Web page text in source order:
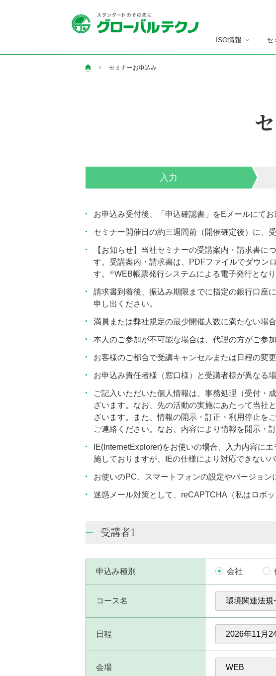
ISO情報 セ
セミナーお申込み
入力
お申込み受付後、「申込確認書」をEメールにてお
セミナー開催日の約三週間前（開催確定後）に、
【お知らせ】当社セミナーの受講案内・請求書に
す。受講案内・請求書は、PDFファイルでダウン
す。
※WEB帳票発行システムによる電子発行とな
請求書到着後、振込み期限までに指定の銀行口座
申し出ください。
満員または弊社規定の最少開催人数に満たない場
本人のご参加が不可能な場合は、代理の方がご参
お客様のご都合で受講キャンセルまたは日程の変
お申込み責任者様（窓口様）と受講者様が異なる
ご記入いただいた個人情報は、事務処理（受付・
ざいます。なお、先の活動の実施にあたって当社
ざいます。また、情報の開示・訂正・利用停止を
ご連絡ください。なお、内容により情報を開示・
IE(InternetExplorer)をお使いの場合、入力内容に
施しておりますが、IEの仕様により対応できない
お使いのPC、スマートフォンの設定やバージョン
迷惑メール対策として、reCAPTCHA（私はロボ
受講者1
申込み種別 会社
コース名
日程
会場